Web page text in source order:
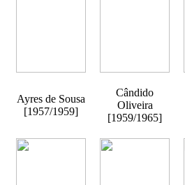
Ayres de Sousa
[1957/1959]
Cândido
Oliveira
[1959/1965]